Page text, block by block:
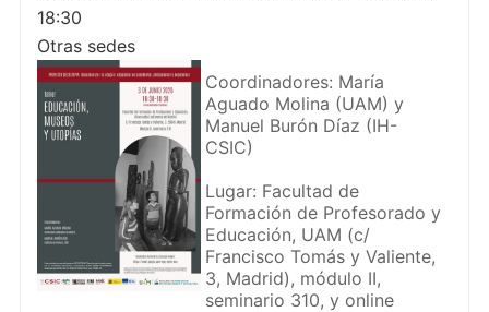
18:30
Otras sedes
Coordinadores: María
Aguado Molina (UAM) y
Manuel Burón Díaz (IH-
CSIC)
Lugar: Facultad de
Formación de Profesorado y
Educación, UAM (c/
Francisco Tomás y Valiente,
3, Madrid), módulo II,
seminario 310, y online